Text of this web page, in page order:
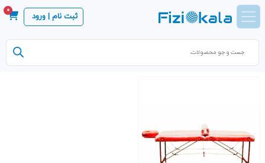
ثبت نام | ورود
0
Products
search